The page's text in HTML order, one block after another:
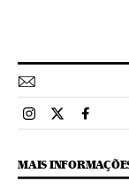
Esportes El País
Esportes El
MAIS